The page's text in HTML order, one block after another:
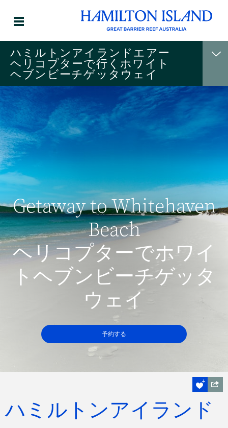
ハミルトンアイランドエアー
ヘリコプターで行くホワイト
ヘブンビーチゲッタウェイ
Getaway to Whitehaven
Beach
ヘリコプターでホワイ
トヘブンビーチゲッタ
ウェイ
予約する
ハミルトンアイランド